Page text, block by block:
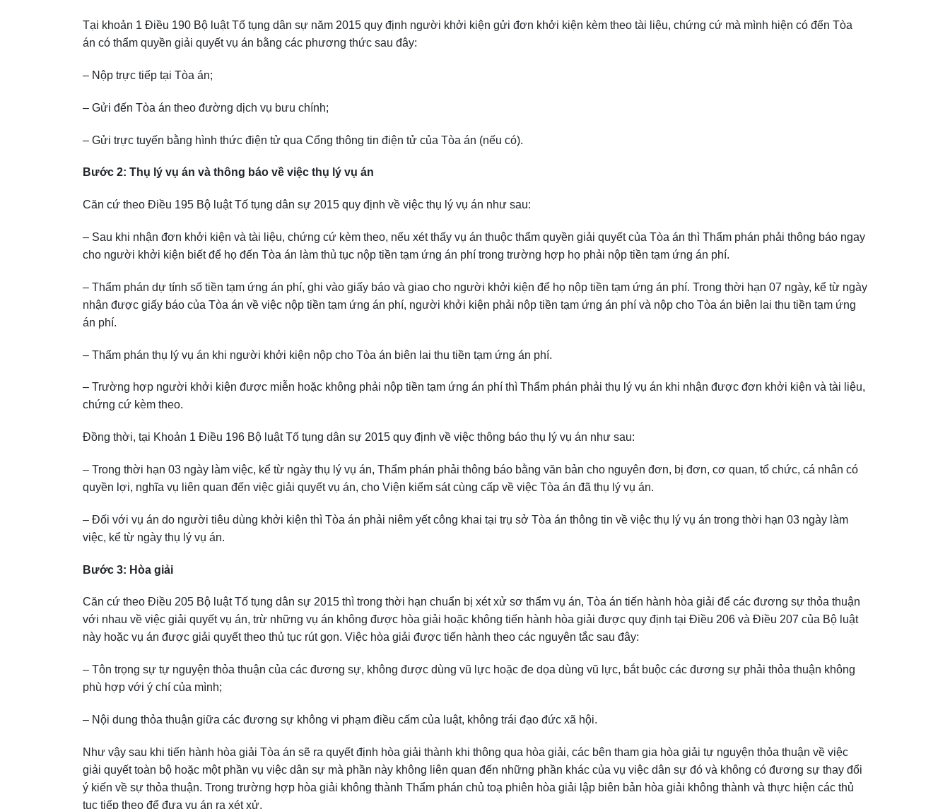
Tại khoản 1 Điều 190 Bộ luật Tố tụng dân sự năm 2015 quy định người khởi kiện gửi đơn khởi kiện kèm theo tài liệu, chứng cứ mà mình hiện có đến Tòa
án có thẩm quyền giải quyết vụ án bằng các phương thức sau đây:
– Nộp trực tiếp tại Tòa án;
– Gửi đến Tòa án theo đường dịch vụ bưu chính;
– Gửi trực tuyến bằng hình thức điện tử qua Cổng thông tin điện tử của Tòa án (nếu có).
Bước 2: Thụ lý vụ án và thông báo về việc thụ lý vụ án
Căn cứ theo Điều 195 Bộ luật Tố tụng dân sự 2015 quy định về việc thụ lý vụ án như sau:
– Sau khi nhận đơn khởi kiện và tài liệu, chứng cứ kèm theo, nếu xét thấy vụ án thuộc thẩm quyền giải quyết của Tòa án thì Thẩm phán phải thông báo ngay
cho người khởi kiện biết để họ đến Tòa án làm thủ tục nộp tiền tạm ứng án phí trong trường hợp họ phải nộp tiền tạm ứng án phí.
– Thẩm phán dự tính số tiền tạm ứng án phí, ghi vào giấy báo và giao cho người khởi kiện để họ nộp tiền tạm ứng án phí. Trong thời hạn 07 ngày, kể từ ngày
nhận được giấy báo của Tòa án về việc nộp tiền tạm ứng án phí, người khởi kiện phải nộp tiền tạm ứng án phí và nộp cho Tòa án biên lai thu tiền tạm ứng
án phí.
– Thẩm phán thụ lý vụ án khi người khởi kiện nộp cho Tòa án biên lai thu tiền tạm ứng án phí.
– Trường hợp người khởi kiện được miễn hoặc không phải nộp tiền tạm ứng án phí thì Thẩm phán phải thụ lý vụ án khi nhận được đơn khởi kiện và tài liệu,
chứng cứ kèm theo.
Đồng thời, tại Khoản 1 Điều 196 Bộ luật Tố tụng dân sự 2015 quy định về việc thông báo thụ lý vụ án như sau:
– Trong thời hạn 03 ngày làm việc, kể từ ngày thụ lý vụ án, Thẩm phán phải thông báo bằng văn bản cho nguyên đơn, bị đơn, cơ quan, tổ chức, cá nhân có
quyền lợi, nghĩa vụ liên quan đến việc giải quyết vụ án, cho Viện kiểm sát cùng cấp về việc Tòa án đã thụ lý vụ án.
– Đối với vụ án do người tiêu dùng khởi kiện thì Tòa án phải niêm yết công khai tại trụ sở Tòa án thông tin về việc thụ lý vụ án trong thời hạn 03 ngày làm
việc, kể từ ngày thụ lý vụ án.
Bước 3: Hòa giải
Căn cứ theo Điều 205 Bộ luật Tố tụng dân sự 2015 thì trong thời hạn chuẩn bị xét xử sơ thẩm vụ án, Tòa án tiến hành hòa giải để các đương sự thỏa thuận
với nhau về việc giải quyết vụ án, trừ những vụ án không được hòa giải hoặc không tiến hành hòa giải được quy định tại Điều 206 và Điều 207 của Bộ luật
này hoặc vụ án được giải quyết theo thủ tục rút gọn. Việc hòa giải được tiến hành theo các nguyên tắc sau đây:
– Tôn trọng sự tự nguyện thỏa thuận của các đương sự, không được dùng vũ lực hoặc đe dọa dùng vũ lực, bắt buộc các đương sự phải thỏa thuận không
phù hợp với ý chí của mình;
– Nội dung thỏa thuận giữa các đương sự không vi phạm điều cấm của luật, không trái đạo đức xã hội.
Như vậy sau khi tiến hành hòa giải Tòa án sẽ ra quyết định hòa giải thành khi thông qua hòa giải, các bên tham gia hòa giải tự nguyện thỏa thuận về việc
giải quyết toàn bộ hoặc một phần vụ việc dân sự mà phần này không liên quan đến những phần khác của vụ việc dân sự đó và không có đương sự thay đổi
ý kiến về sự thỏa thuận. Trong trường hợp hòa giải không thành Thẩm phán chủ toạ phiên hòa giải lập biên bản hòa giải không thành và thực hiện các thủ
tục tiếp theo để đưa vụ án ra xét xử.